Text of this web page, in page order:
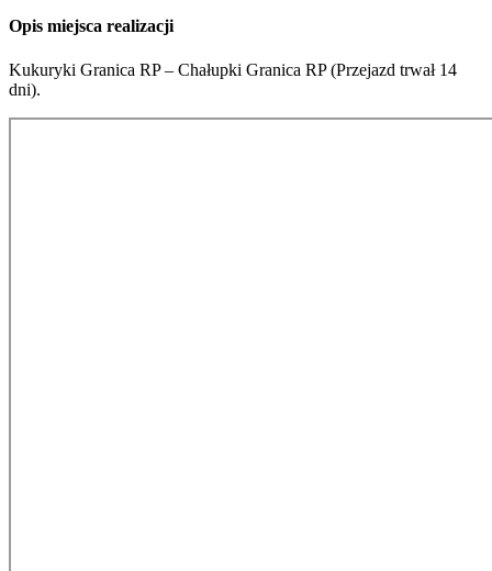
Opis miejsca realizacji
Kukuryki Granica RP – Chałupki Granica RP (Przejazd trwał 14
dni).